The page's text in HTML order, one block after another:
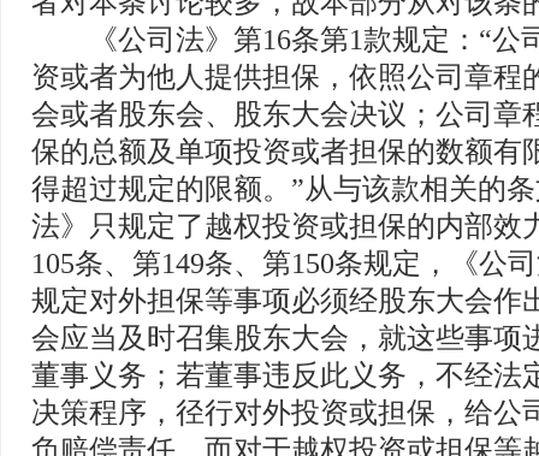
《公司法》第16条第1款规定：“公
资或者为他人提供担保，依照公司章程
会或者股东会、股东大会决议；公司章
保的总额及单项投资或者担保的数额有
得超过规定的限额。”从与该款相关的
法》只规定了越权投资或担保的内部效
105条、第149条、第150条规定，《公
规定对外担保等事项必须经股东大会作
会应当及时召集股东大会，就这些事项
董事义务；若董事违反此义务，不经法
决策程序，径行对外投资或担保，给公